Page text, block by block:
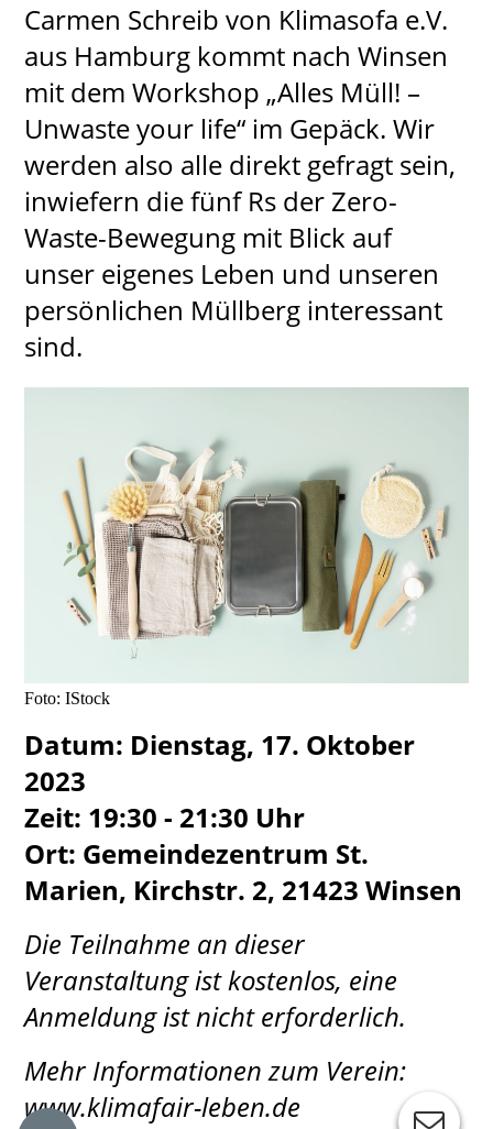
Carmen Schreib von Klimasofa e.V.
aus Hamburg kommt nach Winsen
mit dem Workshop „Alles Müll! –
Unwaste your life“ im Gepäck. Wir
werden also alle direkt gefragt sein,
inwiefern die fünf Rs der Zero-
Waste-Bewegung mit Blick auf
unser eigenes Leben und unseren
persönlichen Müllberg interessant
sind.
Foto: IStock
Datum: Dienstag, 17. Oktober
2023
Zeit: 19:30 - 21:30 Uhr
Ort: Gemeindezentrum St.
Marien, Kirchstr. 2, 21423 Winsen
Die Teilnahme an dieser
Veranstaltung ist kostenlos, eine
Anmeldung ist nicht erforderlich.
Mehr Informationen zum Verein:
www.klimafair-leben.de